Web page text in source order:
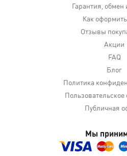
Гарантия, обмен
Как
Отзывы
Акции
FAQ
Блог
Политика
Публичная
Мы